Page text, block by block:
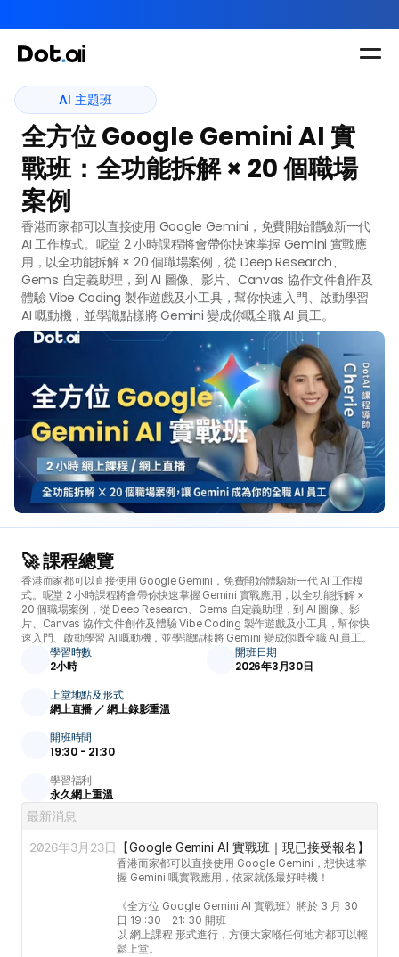
AI 主題班
AI 主題班
全方位 Google Gemini AI 實
戰班：全功能拆解 × 20 個職場
案例
香港而家都可以直接使用 Google Gemini，免費開始體驗新一代
AI 工作模式。呢堂 2 小時課程將會帶你快速掌握 Gemini 實戰應
用，以全功能拆解 × 20 個職場案例，從 Deep Research、
Gems 自定義助理，到 AI 圖像、影片、Canvas 協作文件創作及
體驗 Vibe Coding 製作遊戲及小工具，幫你快速入門、啟動學習
AI 嘅動機，並學識點樣將 Gemini 變成你嘅全職 AI 員工。
🚀 課程總覽
香港而家都可以直接使用 Google Gemini，免費開始體驗新一代 AI 工作模
式。呢堂 2 小時課程將會帶你快速掌握 Gemini 實戰應用，以全功能拆解 ×
20 個職場案例，從 Deep Research、Gems 自定義助理，到 AI 圖像、影
片、Canvas 協作文件創作及體驗 Vibe Coding 製作遊戲及小工具，幫你快
速入門、啟動學習 AI 嘅動機，並學識點樣將 Gemini 變成你嘅全職 AI 員工。
學習時數
2小時
上堂地點及形式
網上直播 ／ 網上錄影重溫
開班日期
2026年3月30日
開班時間
19:30 - 21:30
學習福利
永久網上重溫
最新消息
2026年3月23日
【Google Gemini AI 實戰班｜現已接受報名】
香港而家都可以直接使用 Google Gemini，想快速掌
握 Gemini 嘅實戰應用，依家就係最好時機！
《全方位 Google Gemini AI 實戰班》將於 3 月 30
日 19 :30 - 21: 30 開班
以 網上課程 形式進行，方便大家喺任何地方都可以輕
鬆上堂。
Dot.AI Academy
全港最貼地AI課程
三大恆常課程 主題課程
所有課程
多種專項技能提
助你全面掌握AI
應用
實用課程